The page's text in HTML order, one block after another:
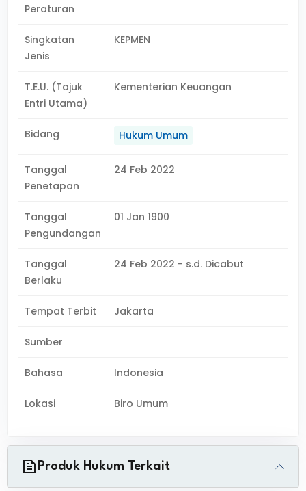
Peraturan
Singkatan
Jenis
KEPMEN
T.E.U. (Tajuk
Entri Utama)
Kementerian Keuangan
Bidang Hukum Umum
Tanggal
Penetapan
24 Feb 2022
Tanggal
Pengundangan
01 Jan 1900
Tanggal
Berlaku
24 Feb 2022 - s.d. Dicabut
Tempat Terbit Jakarta
Sumber
Bahasa Indonesia
Lokasi Biro Umum
Produk Hukum Terkait